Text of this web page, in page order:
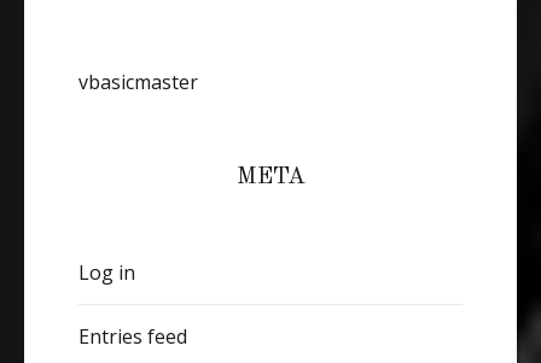
vbasicmaster
META
Log in
Entries feed